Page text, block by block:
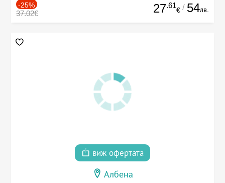
-25%
37.02€ 27.61
€ / 54лв.
виж офертата
Албена